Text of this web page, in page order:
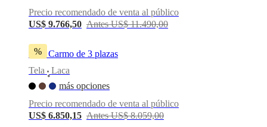
Precio recomendado de venta al público
US$ 9.766,50 Antes US$ 11.490,00
%
Sofá Carmo de 3 plazas
Tela
•
Laca
más opciones
Precio recomendado de venta al público
US$ 6.850,15 Antes US$ 8.059,00